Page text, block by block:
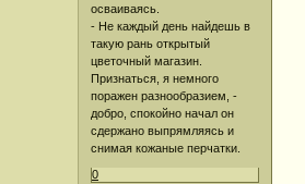
осваиваясь.
- Не каждый день найдешь в
такую рань открытый
цветочный магазин.
Признаться, я немного
поражен разнообразием, -
добро, спокойно начал он
сдержано выпрямляясь и
снимая кожаные перчатки.
0